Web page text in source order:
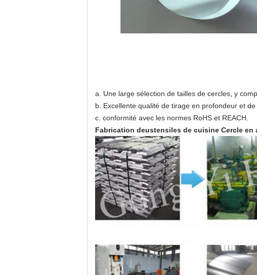
a. Une large sélection de tailles de cercles, y
b. Excellente qualité de tirage en profondeur et de
c. conformité avec les normes RoHS et REACH.
Fabrication deustensiles de cuisine Cercle en